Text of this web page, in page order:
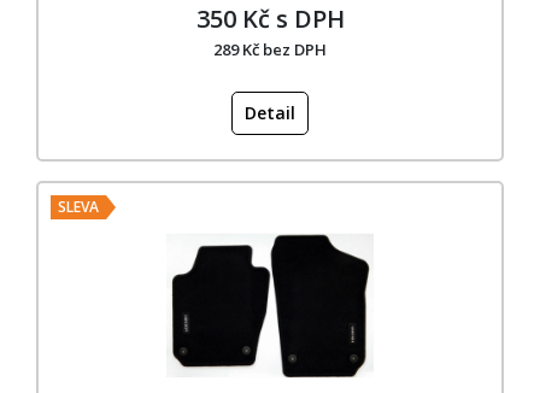
350 Kč s DPH
289 Kč bez DPH
Detail
SLEVA